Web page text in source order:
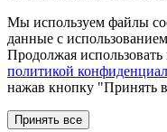
Мы используем файлы
данные с
Продолжая
политикой
нажав кнопку "Принять
Принять все